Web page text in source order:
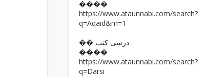
����
https://www.ataunnabi.com/search?
q=Aqaid&m=1
�� درسی کتب
����
https://www.ataunnabi.com/search?
q=Darsi